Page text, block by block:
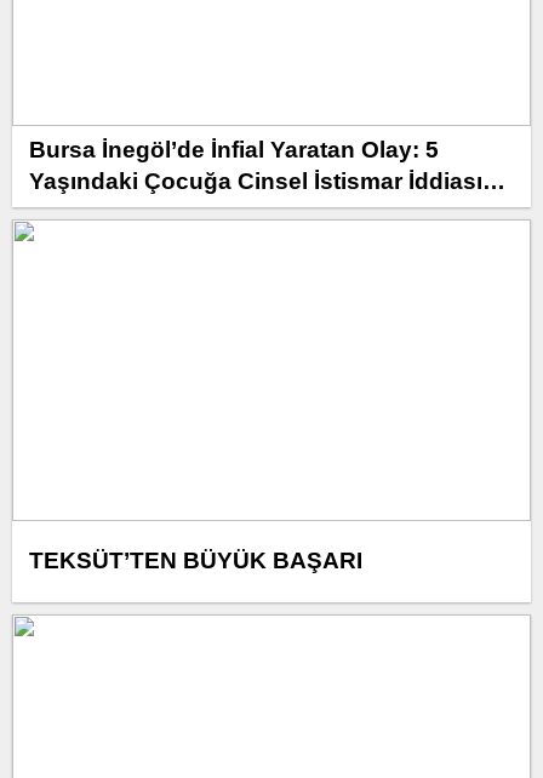
Bursa İnegöl’de İnfial Yaratan Olay: 5
Yaşındaki Çocuğa Cinsel İstismar İddiası
Tutuklamayla Sonuçlandı
TEKSÜT’TEN BÜYÜK BAŞARI